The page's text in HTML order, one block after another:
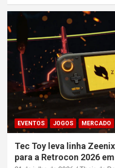
EVENTOS JOGOS MERCADO
Tec Toy leva linha
para a Retrocon 2026